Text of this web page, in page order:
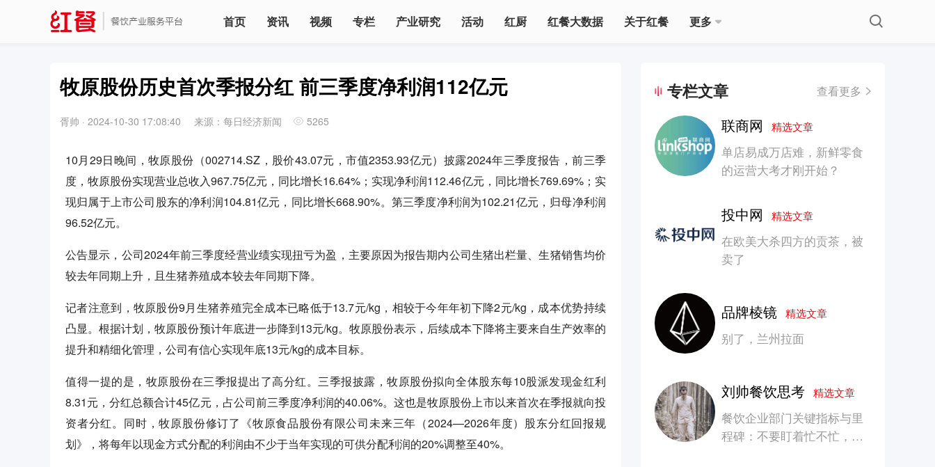
首页 资讯 视频 专栏 产业研究 活动 红厨 红餐大数据 关于红餐 更多
牧原股份历史首次季报分红 前三季度净利润112亿元
胥帅 · 2024-10-30 17:08:40 来源：每日经济新闻 5265
10月29日晚间，牧原股份（002714.SZ，股价43.07元，市值2353.93亿元）披露2024年三季度报告，前三季
度，牧原股份实现营业总收入967.75亿元，同比增长16.64%；实现净利润112.46亿元，同比增长769.69%；实
现归属于上市公司股东的净利润104.81亿元，同比增长668.90%。第三季度净利润为102.21亿元，归母净利润
96.52亿元。
公告显示，公司2024年前三季度经营业绩实现扭亏为盈，主要原因为报告期内公司生猪出栏量、生猪销售均价
较去年同期上升，且生猪养殖成本较去年同期下降。
记者注意到，牧原股份9月生猪养殖完全成本已略低于13.7元/kg，相较于今年年初下降2元/kg，成本优势持续
凸显。根据计划，牧原股份预计年底进一步降到13元/kg。牧原股份表示，后续成本下降将主要来自生产效率的
提升和精细化管理，公司有信心实现年底13元/kg的成本目标。
值得一提的是，牧原股份在三季报提出了高分红。三季报披露，牧原股份拟向全体股东每10股派发现金红利
8.31元，分红总额合计45亿元，占公司前三季度净利润的40.06%。这也是牧原股份上市以来首次在季报就向投
资者分红。同时，牧原股份修订了《牧原食品股份有限公司未来三年（2024—2026年度）股东分红回报规
划》，将每年以现金方式分配的利润由不少于当年实现的可供分配利润的20%调整至40%。
专栏文章 查看更多
联商网精选文章
单店易成万店难，新鲜零食
的运营大考才刚开始？
投中网精选文章
在欧美大杀四方的贡茶，被
卖了
品牌棱镜精选文章
别了，兰州拉面
刘帅餐饮思考精选文章
餐饮企业部门关键指标与里
程碑：不要盯着忙不忙，要